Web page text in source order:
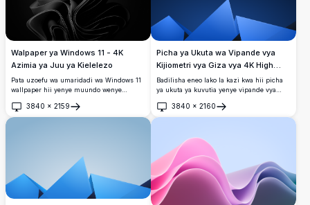
Walpaper ya Windows 11 - 4K
Azimia ya Juu ya Kielelezo
Pata uzoefu wa umaridadi wa Windows 11
wallpaper hii yenye muundo wenye
azimio la juu ya 4K inatoa mguso wa
kisasa na wa kifahari kwa desktop yako,
3840 × 2159
Fungua
Picha ya Ukuta wa Vipande vya
Kijiometri vya Giza vya 4K High
Resolution kwa Windows 11
Badilisha eneo lako la kazi kwa hii picha
ya ukuta ya kuvutia yenye vipande vya
Windows 11. Picha ya ubora wa juu
inaonyesha vipande vya buluu vyenye
mchanganyiko wa rangi. Picha hii ya
ukuta ya 4K inaongeza mguso wa kisasa
na maridadi kwenye skrini yako, bora kwa
wataalamu na wapenzi wa muundo
wanaothamini uzuri wa minimalist ulio
sofistike.
3840 × 2160
Fungua